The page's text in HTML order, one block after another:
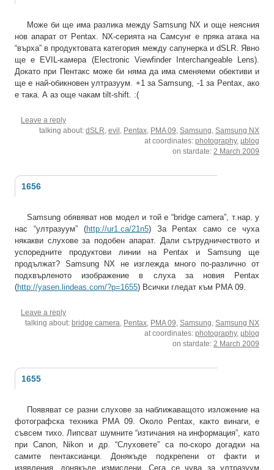
Може би ще има разлика между Samsung NX и още неясния
нов апарат от Pentax. NX-серията на Самсунг е пряка атака на
“върха” в продуктовата категория между сапунерка и dSLR. Явно
ще е EVIL-камера (Electronic Viewfinder Interchangeable Lens).
Докато при Пентакс може би няма да има сменяеми обективи и
ще е най-обикновен ултразуум. +1 за Samsung, -1 за Pentax, ако
е така. А аз още чакам tilt-shift. :(
Leave a reply
talking about: dSLR evil Pentax PMA 09 Samsung Samsung NX
at coordinates: photography, µblog
on stardate: 2 March 2009
1656
Samsung обявяват нов модел и той е “bridge camera”, т.нар. у
нас “ултразуум” (http://ur1.ca/21n5) За Pentax само се чуха
някакви слухове за подобен апарат. Дали сътрудничеството и
успоредните продуктови линии на Pentax и Samsung ще
продължат? Samsung NX не изглежда много по-различно от
подхвърленото изображение в слуха за новия Pentax
(http://yasen.lindeas.com/?p=1655) Всички гледат към PMA 09.
Leave a reply
talking about: bridge camera Pentax PMA 09 Samsung Samsung NX
at coordinates: photography, µblog
on stardate: 2 March 2009
1655
Появяват се разни слухове за наближаващото изложение на
фотографска техника PMA 09. Около Pentax, както винаги, е
съвсем тихо. Липсват шумните “изтичания на информация”, като
при Canon, Nikon и др. “Слуховете” са по-скоро догадки на
самите пентаксианци. Донякъде подкрепени от факти и
изявления, донякъде измислени. Сега се чува за ултразуум